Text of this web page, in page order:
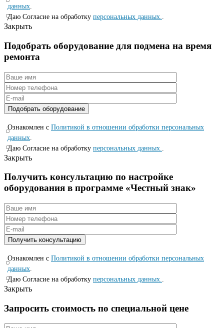
данных.
Даю Согласие на обработку персональных данных..
Закрыть
Подобрать оборудование для подмена на время
ремонта
Ознакомлен с Политикой в отношении обработки персональных
данных
Даю Согласие на обработку персональных данных.
Закрыть
Получить консультацию по настройке
оборудования в программе «Честный знак»
Ознакомлен с Политикой в отношении обработки персональных
данных.
Даю Согласие на обработку персональных данных..
Закрыть
Запросить стоимость по специальной цене